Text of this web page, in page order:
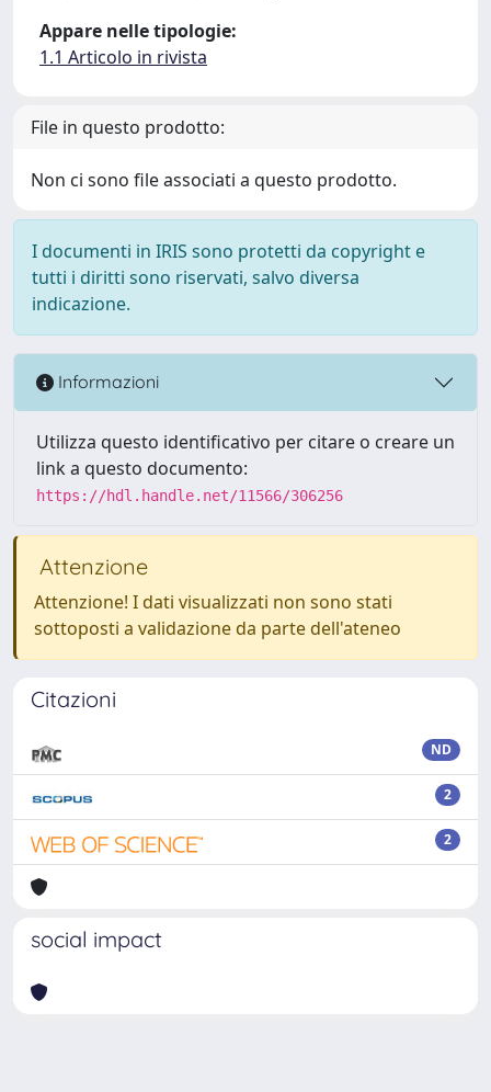
Appare nelle tipologie:
1.1 Articolo in rivista
File in questo prodotto:
Non ci sono file associati a questo prodotto.
I documenti in IRIS sono protetti da copyright e
tutti i diritti sono riservati, salvo diversa
indicazione.
Informazioni
Utilizza questo identificativo per citare o creare un
link a questo documento:
https://hdl.handle.net/11566/306256
Attenzione
Attenzione! I dati visualizzati non sono stati
sottoposti a validazione da parte dell'ateneo
Citazioni
ND
2
2
social impact